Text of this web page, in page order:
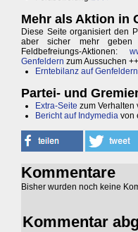
Mehr als Aktion in
Diese Seite organisiert den
aber sicher mehr geben
Feldbefreiungs-Aktionen:
Genfeldern zum Aussuchen ++
Erntebilanz auf
Partei- und
Extra-Seite zum Verhalten
Bericht auf Indymedia von
Kommentare
Bisher wurden noch keine
Kommentar